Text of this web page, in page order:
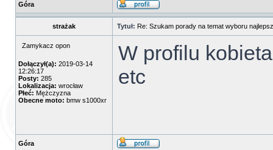
Góra
strażak Tytuł: Re: Szukam porady na temat wyboru
Zamykacz opon
Dołączył(a): 2019-03-14
12:26:17
Posty: 285
Lokalizacja: wrocław
Płeć: Mężczyzna
Obecne moto: bmw s1000xr
W profilu
etc
Góra